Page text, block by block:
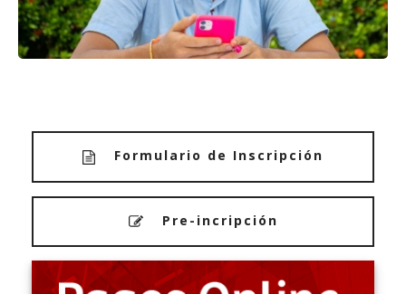
Formulario de Inscripción
Pre-incripción